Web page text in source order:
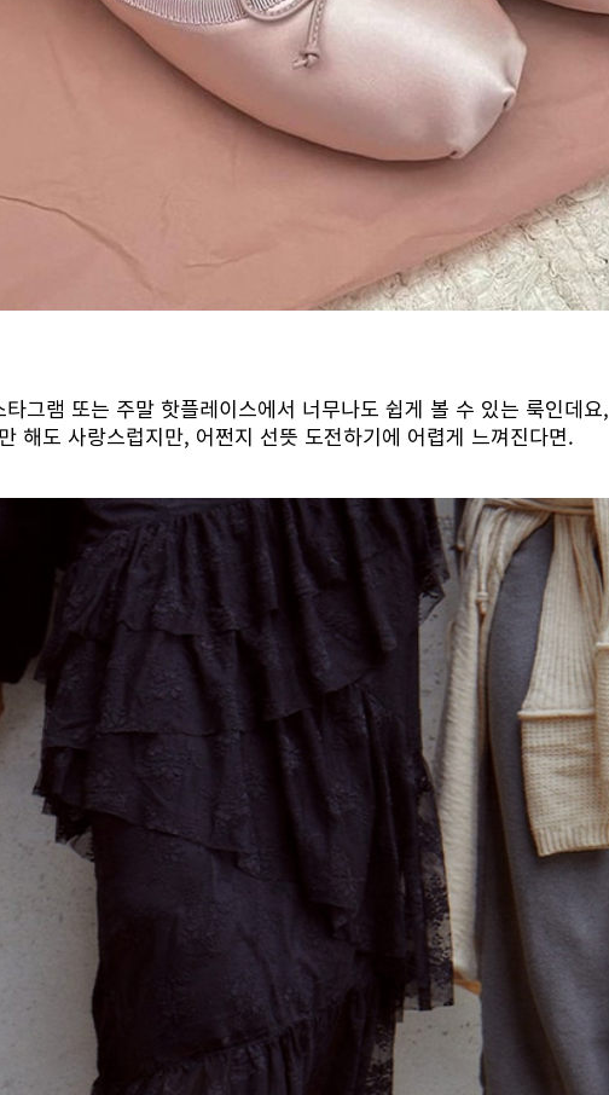
타그램 또는 주말 핫플레이스에서 너무나도 쉽게 볼 수 있는 룩인데요,
해도 사랑스럽지만, 어쩐지 선뜻 도전하기에 어렵게 느껴진다면.